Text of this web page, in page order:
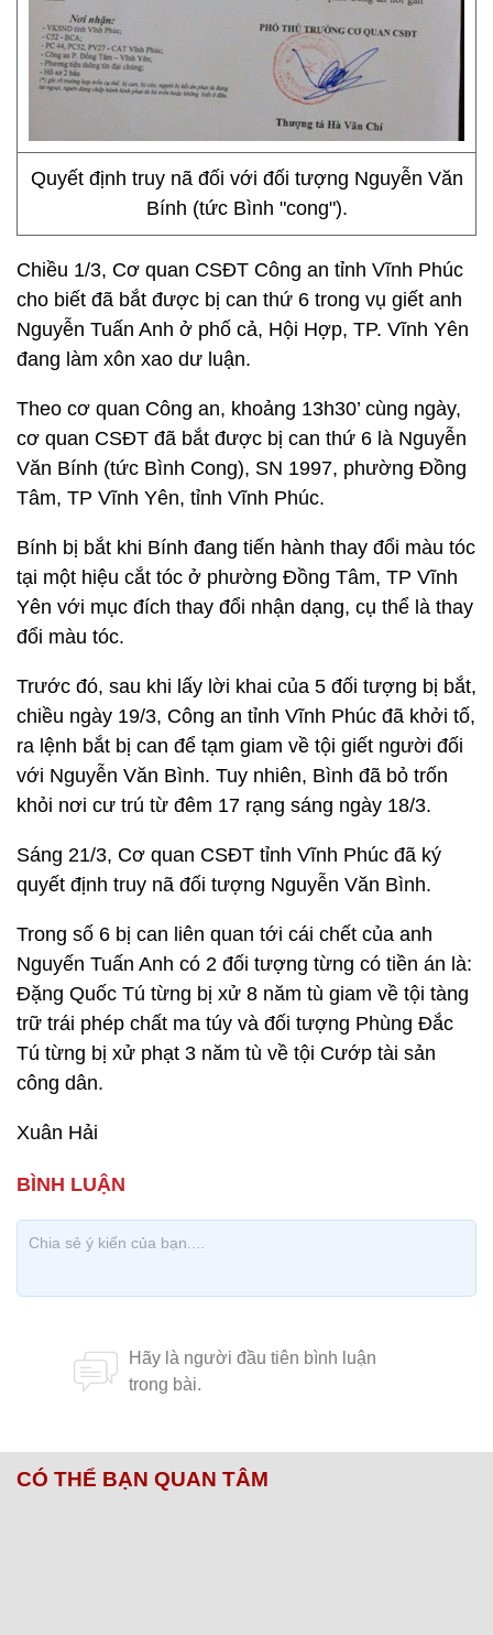
Quyết định truy nã đối với đối tượng Nguyễn Văn
Bính (tức Bình "cong").
Chiều 1/3, Cơ quan CSĐT Công an tỉnh Vĩnh Phúc
cho biết đã bắt được bị can thứ 6 trong vụ giết anh
Nguyễn Tuấn Anh ở phố cả, Hội Hợp, TP. Vĩnh Yên
đang làm xôn xao dư luận.
Theo cơ quan Công an, khoảng 13h30’ cùng ngày,
cơ quan CSĐT đã bắt được bị can thứ 6 là Nguyễn
Văn Bính (tức Bình Cong), SN 1997, phường Đồng
Tâm, TP Vĩnh Yên, tỉnh Vĩnh Phúc.
Bính bị bắt khi Bính đang tiến hành thay đổi màu tóc
tại một hiệu cắt tóc ở phường Đồng Tâm, TP Vĩnh
Yên với mục đích thay đổi nhận dạng, cụ thể là thay
đổi màu tóc.
Trước đó, sau khi lấy lời khai của 5 đối tượng bị bắt,
chiều ngày 19/3, Công an tỉnh Vĩnh Phúc đã khởi tố,
ra lệnh bắt bị can để tạm giam về tội giết người đối
với Nguyễn Văn Bình. Tuy nhiên, Bình đã bỏ trốn
khỏi nơi cư trú từ đêm 17 rạng sáng ngày 18/3.
Sáng 21/3, Cơ quan CSĐT tỉnh Vĩnh Phúc đã ký
quyết định truy nã đối tượng Nguyễn Văn Bình.
Trong số 6 bị can liên quan tới cái chết của anh
Nguyến Tuấn Anh có 2 đối tượng từng có tiền án là:
Đặng Quốc Tú từng bị xử 8 năm tù giam về tội tàng
trữ trái phép chất ma túy và đối tượng Phùng Đắc
Tú từng bị xử phạt 3 năm tù về tội Cướp tài sản
công dân.
Xuân Hải
CÓ THỂ BẠN QUAN TÂM